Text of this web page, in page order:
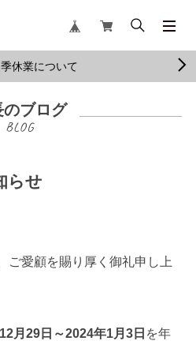
休業について
のブログ
らせ
ご愛顧を賜り厚く御礼申し上
月29日～2024年1月3日 を年